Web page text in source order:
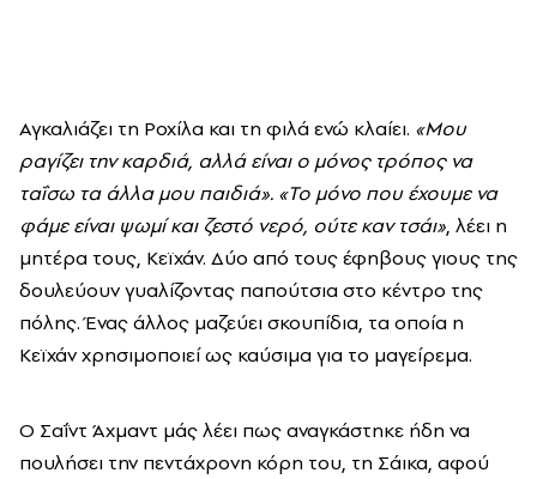
Αγκαλιάζει τη Ροχίλα και τη φιλά ενώ κλαίει. «Μου
ραγίζει την καρδιά, αλλά είναι ο μόνος τρόπος να
ταΐσω τα άλλα μου παιδιά». «Το μόνο που έχουμε να
φάμε είναι ψωμί και ζεστό νερό, ούτε καν τσάι», λέει η
μητέρα τους, Κεϊχάν. Δύο από τους έφηβους γιους της
δουλεύουν γυαλίζοντας παπούτσια στο κέντρο της
πόλης. Ένας άλλος μαζεύει σκουπίδια, τα οποία η
Κεϊχάν χρησιμοποιεί ως καύσιμα για το μαγείρεμα.
Ο Σαΐντ Άχμαντ μάς λέει πως αναγκάστηκε ήδη να
πουλήσει την πεντάχρονη κόρη του, τη Σάικα, αφού